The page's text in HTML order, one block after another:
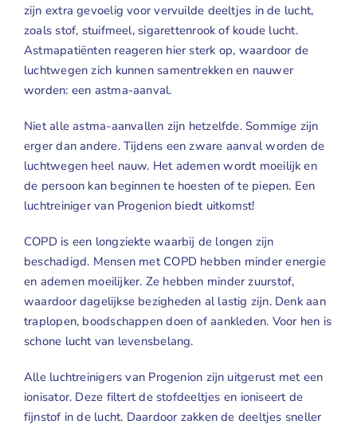
zijn extra gevoelig voor vervuilde deeltjes in de lucht,
zoals stof, stuifmeel, sigarettenrook of koude lucht.
Astmapatiënten reageren hier sterk op, waardoor de
luchtwegen zich kunnen samentrekken en nauwer
worden: een astma-aanval.
Niet alle astma-aanvallen zijn hetzelfde. Sommige zijn
erger dan andere. Tijdens een zware aanval worden de
luchtwegen heel nauw. Het ademen wordt moeilijk en
de persoon kan beginnen te hoesten of te piepen. Een
luchtreiniger van Progenion biedt uitkomst!
COPD is een longziekte waarbij de longen zijn
beschadigd. Mensen met COPD hebben minder energie
en ademen moeilijker. Ze hebben minder zuurstof,
waardoor dagelijkse bezigheden al lastig zijn. Denk aan
traplopen, boodschappen doen of aankleden. Voor hen is
schone lucht van levensbelang.
Alle luchtreinigers van Progenion zijn uitgerust met een
ionisator. Deze filtert de stofdeeltjes en ioniseert de
fijnstof in de lucht. Daardoor zakken de deeltjes sneller